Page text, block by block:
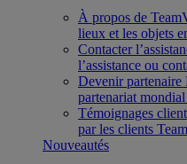
À propos de
lieux et les objets
Contacter
l’assistance ou
Devenir partenaire
partenariat
Témoignages
par les clients
Nouveautés